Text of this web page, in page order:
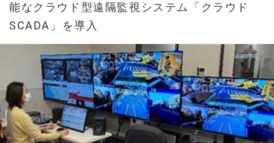
能なクラウド型遠隔監視システム「クラウド
SCADA」を導入